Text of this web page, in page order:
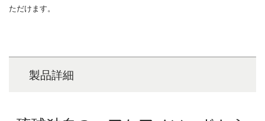
ただけます。
製品詳細